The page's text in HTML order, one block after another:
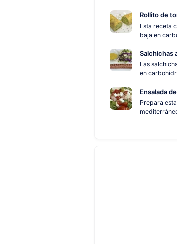
Rollito de
Esta receta
baja en
Salchichas
Las
en
Ensalada
Prepara